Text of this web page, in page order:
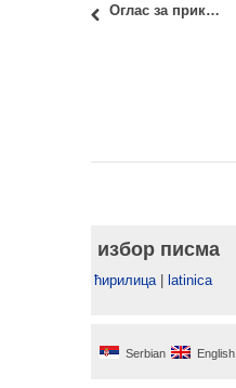
Оглас за прикупљање писаних понуда за давање у закуп стана
избор писма
ћирилица latinica
Serbian English